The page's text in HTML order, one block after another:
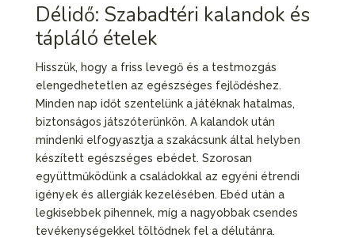
Délidő: Szabadtéri kalandok és
tápláló ételek
Hisszük, hogy a friss levegő és a testmozgás
elengedhetetlen az egészséges fejlődéshez.
Minden nap időt szentelünk a játéknak hatalmas,
biztonságos játszóterünkön. A kalandok után
mindenki elfogyasztja a szakácsunk által helyben
készített egészséges ebédet. Szorosan
együttműködünk a családokkal az egyéni étrendi
igények és allergiák kezelésében. Ebéd után a
legkisebbek pihennek, míg a nagyobbak csendes
tevékenységekkel töltődnek fel a délutánra.